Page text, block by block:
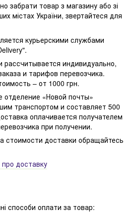
забрати товар з магазину або зі
містах України, звертайтеся для
курьерскими службами
рассчитывается индивидуально,
и тарифов перевозчика.
– от 1000 грн.
отделение «Новой почты»
транспортом и составляет 500
оплачивается получателем
при получении.
стоимости доставки обращайтесь
доставку
способи оплати за товар: